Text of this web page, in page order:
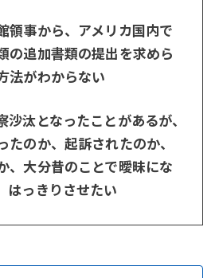
領事から、アメリカ国内で
の追加書類の提出を求めら
法がわからない
沙汰となったことがあるが、
たのか、起訴されたのか、
、大分昔のことで曖昧にな
はっきりさせたい